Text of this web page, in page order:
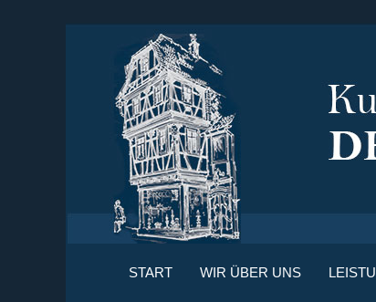
START WIR ÜBER UNS